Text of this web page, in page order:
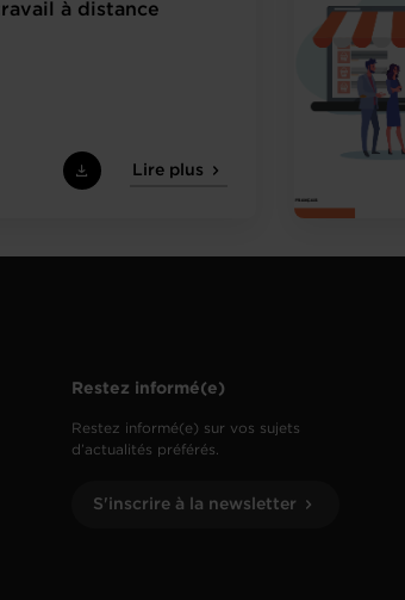
à distance
Lire plus
Restez informé(e)
Restez informé(e) sur vos sujets
d’actualités préférés.
S'inscrire à la newsletter